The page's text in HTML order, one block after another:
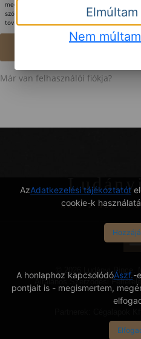
megismertettem. Vállalom, hogy az
szóló tájékoztatásokat szükség esetén az
továbbítom.
Már van felhasználói fiókja?
Ahol a Nap és
© 2026 Ludányi Pince.
Általános Szerződési Feltételek
AzAdatkezelési tájékoztatót
cookie-k
A honlaphoz kapcsolódóÁszf.-
pontjait is - megismertem,
Nem